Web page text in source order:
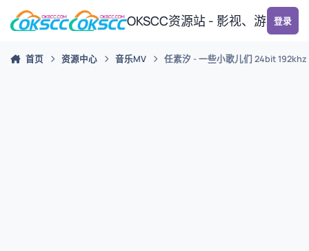
跳转到帖子
OKSCC资源站 - 影视、游戏、
登录
首页 资源中心 音乐MV 任素汐 - 一些小歌儿们 24bit